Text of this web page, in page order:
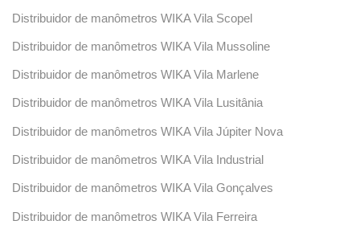
Distribuidor de manômetros WIKA Vila Scopel
Distribuidor de manômetros WIKA Vila Mussoline
Distribuidor de manômetros WIKA Vila Marlene
Distribuidor de manômetros WIKA Vila Lusitânia
Distribuidor de manômetros WIKA Vila Júpiter Nova
Distribuidor de manômetros WIKA Vila Industrial
Distribuidor de manômetros WIKA Vila Gonçalves
Distribuidor de manômetros WIKA Vila Ferreira